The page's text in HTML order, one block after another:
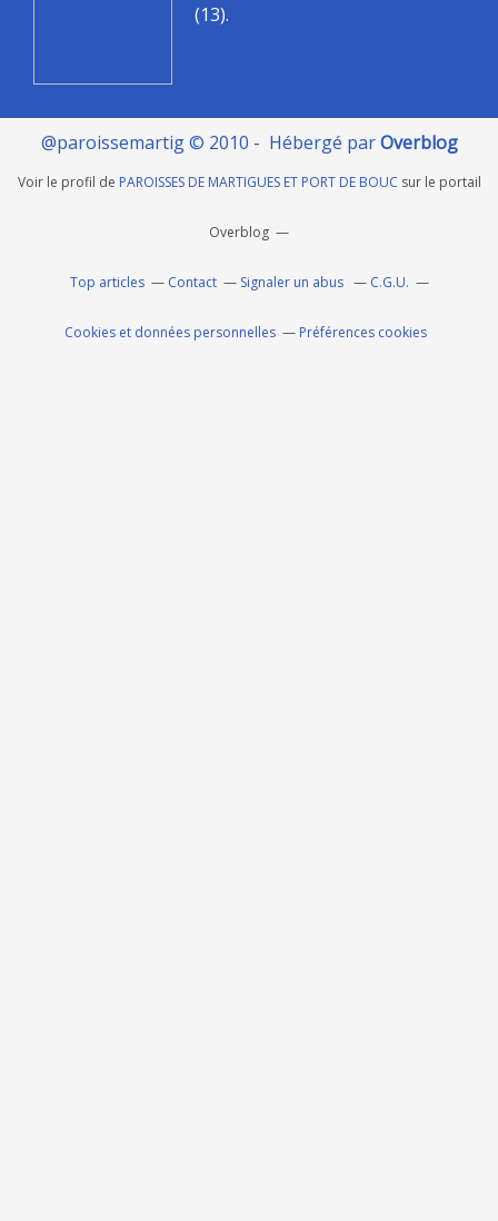
(13).
@paroissemartig © 2010 - Hébergé parOverblog
Voir le profil de PAROISSES DE MARTIGUES ET PORT DE BOUC sur le portail
Overblog
Top articles Contact Signaler un abus C.G.U.
Cookies et données personnelles Préférences cookies